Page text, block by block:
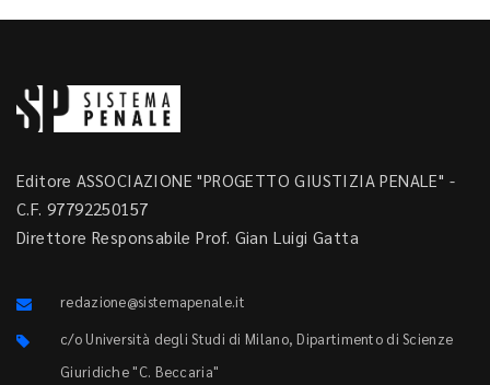
Editore ASSOCIAZIONE "PROGETTO GIUSTIZIA PENALE" -
C.F. 97792250157
Direttore Responsabile Prof. Gian Luigi Gatta
redazione@sistemapenale.it
c/o Università degli Studi di Milano, Dipartimento di Scienze
Giuridiche "C. Beccaria"